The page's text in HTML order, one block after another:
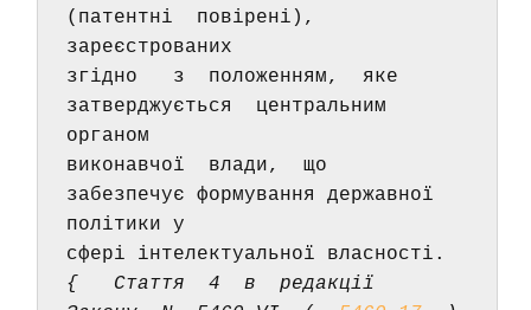
(патентні  повірені),
зареєстрованих
згідно   з  положенням,  яке
затверджується  центральним
органом
виконавчої  влади,  що
забезпечує формування державної
політики у
{   Стаття  4  в  редакції